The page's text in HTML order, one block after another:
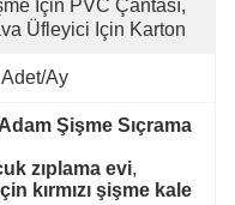
Için PVC Çantası,
Üfleyici Için Karton
ay
Şişme Sıçrama
zıplama evi,
kırmızı şişme kale